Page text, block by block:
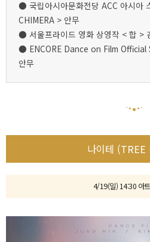
● 국립아시아문화전당 ACC 아시아
CHIMERA > 안무
● 서울프라이드 영화 상영작 < 합 >
● ENCORE Dance on Film
안무
나이테 (TREE
4/19(일) 14:30 아